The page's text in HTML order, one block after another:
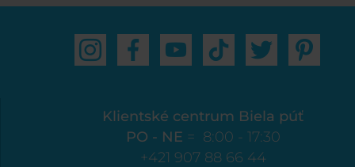
Klientské centrum Biela púť
PO - NE = 8:00 - 17:30
+421 907 88 66 44